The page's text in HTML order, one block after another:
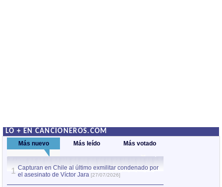
LO + EN CANCIONEROS.COM
Más nuevo Más leído Más votado
1 Capturan en Chile al último exmilitar condenado por
el asesinato de Víctor Jara [27/07/2026]